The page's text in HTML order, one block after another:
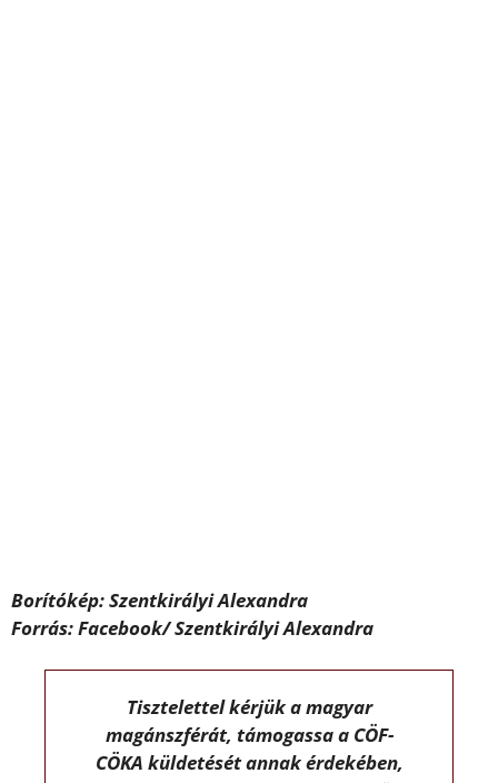
Borítókép: Szentkirályi Alexandra
Forrás: Facebook/ Szentkirályi Alexandra
Tisztelettel kérjük a magyar
magánszférát, támogassa a CÖF-
CÖKA küldetését annak érdekében,